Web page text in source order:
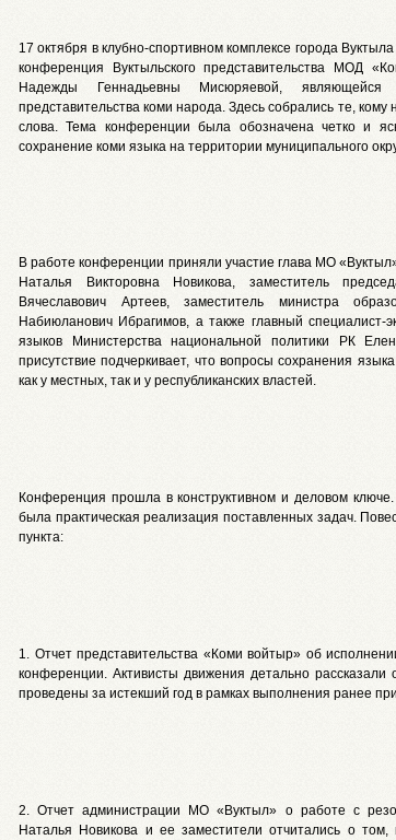
17 октября в клубно-спортивном комплексе города
конференция Вуктыльского представительства МОД
Надежды Геннадьевны Мисюряевой, являющейся
представительства коми народа. Здесь собрались те,
слова. Тема конференции была обозначена четко и
сохранение коми языка на территории муниципального
В работе конференции приняли участие глава МО
Наталья Викторовна Новикова, заместитель
Вячеславович Артеев, заместитель министра
Набиюланович Ибрагимов, а также главный специалист-
языков Министерства национальной политики РК
присутствие подчеркивает, что вопросы сохранения
как у местных, так и у республиканских властей.
Конференция прошла в конструктивном и деловом
была практическая реализация поставленных задач.
пункта:
1. Отчет представительства «Коми войтыр» об
конференции. Активисты движения детально
проведены за истекший год в рамках выполнения ранее
2. Отчет администрации МО «Вуктыл» о работе с
Наталья Новикова и ее заместители отчитались о